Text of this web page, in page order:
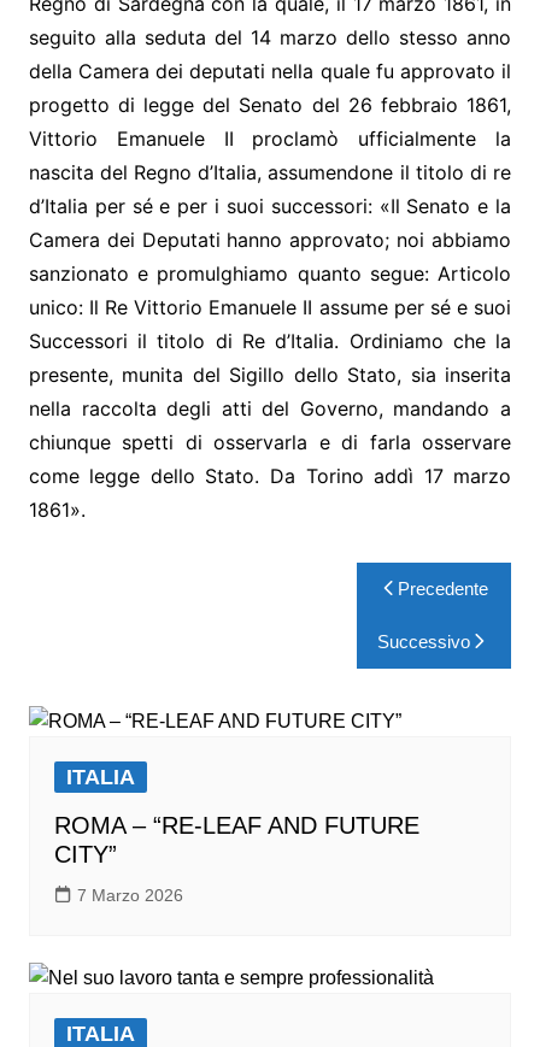
seguito alla seduta del 14 marzo dello stesso anno
della Camera dei deputati nella quale fu approvato il
progetto di legge del Senato del 26 febbraio 1861,
Vittorio Emanuele II proclamò ufficialmente la
nascita del Regno d’Italia, assumendone il titolo di re
d’Italia per sé e per i suoi successori: «Il Senato e la
Camera dei Deputati hanno approvato; noi abbiamo
sanzionato e promulghiamo quanto segue: Articolo
unico: Il Re Vittorio Emanuele II assume per sé e suoi
Successori il titolo di Re d’Italia. Ordiniamo che la
presente, munita del Sigillo dello Stato, sia inserita
nella raccolta degli atti del Governo, mandando a
chiunque spetti di osservarla e di farla osservare
come legge dello Stato. Da Torino addì 17 marzo
1861».
Precedente
Successivo
ITALIA
ROMA – “RE-LEAF AND FUTURE
CITY”
7 Marzo 2026
ITALIA